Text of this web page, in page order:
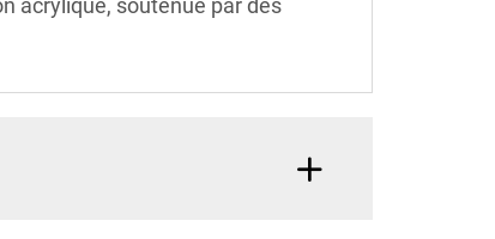
acrylique, soutenue par des